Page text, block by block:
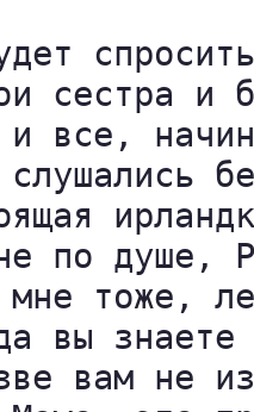
сестра и
и все,
по душе,
тоже,
вы
вам не